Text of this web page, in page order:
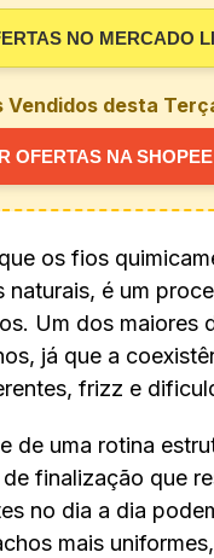
NO MERCADO
Vendidos desta
OFERTAS NA SHOPEE
os fios
é um
Um dos maiores
já que a
frizz e
de uma rotina
finalização que
no dia a dia
mais